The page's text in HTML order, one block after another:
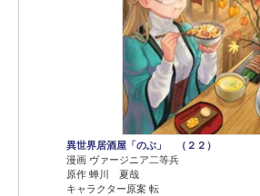
異世界居酒屋「のぶ」 （２２）
漫画 ヴァージニア二等兵
原作 蝉川 夏哉
キャラクター原案 転